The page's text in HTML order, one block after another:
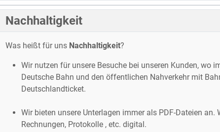
Nachhaltigkeit
Was heißt für uns Nachhaltigkeit?
Wir nutzen für unsere Besuche bei unseren Kunden, wo
Deutsche Bahn und den öffentlichen Nahverkehr mit
Deutschlandticket.
Wir bieten unsere Unterlagen immer als PDF-Dateien an.
Rechnungen, Protokolle , etc. digital.